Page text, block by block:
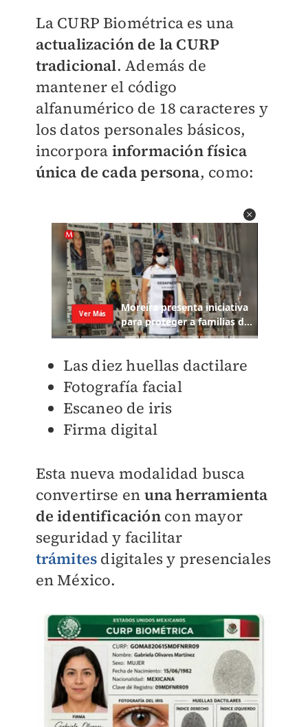
La CURP Biométrica es una
actualización de la CURP
tradicional. Además de
mantener el código
alfanumérico de 18 caracteres y
los datos personales básicos,
incorpora información física
única de cada persona, como:
Las diez huellas dactilare
Fotografía facial
Escaneo de iris
Firma digital
Esta nueva modalidad busca
convertirse en una herramienta
de identificación con mayor
seguridad y facilitar
trámites digitales y presenciales
en México.